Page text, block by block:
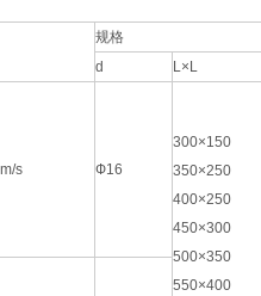
规格
d
L×L
s Ф16
300×150
350×250
400×250
450×300
500×350
550×400